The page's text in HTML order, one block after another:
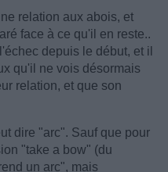
relation aux abois, et
face à ce qu'il en reste..
depuis le début, et il
qu'il ne vois désormais
relation, et que son
dire "arc". Sauf que pour
"take a bow" (du
un arc", mais